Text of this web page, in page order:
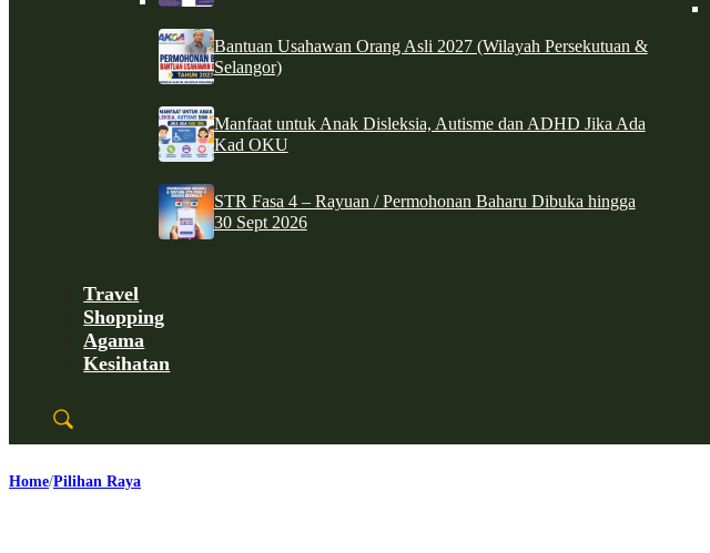
Bantuan Usahawan Orang Asli 2027 (Wilayah Persekutuan &
Selangor)
Manfaat untuk Anak Disleksia, Autisme dan ADHD Jika Ada
Kad OKU
STR Fasa 4 – Rayuan / Permohonan Baharu Dibuka hingga
30 Sept 2026
Travel
Shopping
Agama
Kesihatan
Home Pilihan Raya